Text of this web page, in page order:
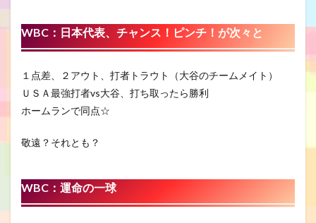
WBC ：日本代表、チャンス！ピンチ！が次々と
１点差、２アウト、打者トラウト（大谷のチームメイト）
ＵＳＡ最強打者vs大谷、打ち取ったら勝利
ホームランで同点☆
敬遠？それとも？
WBC：運命の一球